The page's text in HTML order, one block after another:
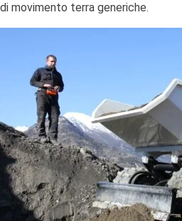
di movimento terra generiche.